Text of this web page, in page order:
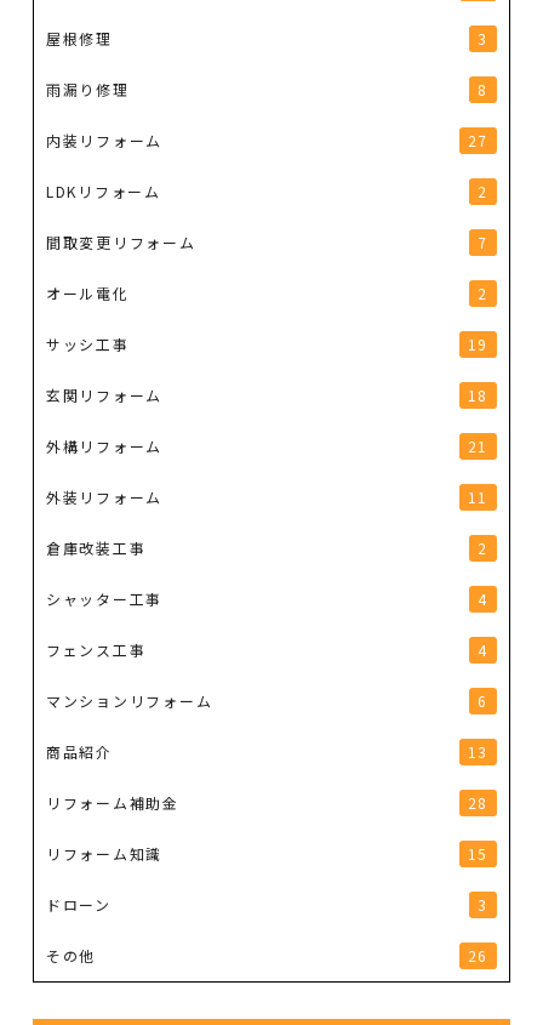
屋根修理 3
雨漏り修理 8
内装リフォーム 27
LDKリフォーム 2
間取変更リフォーム 7
オール電化 2
サッシ工事 19
玄関リフォーム 18
外構リフォーム 21
外装リフォーム 11
倉庫改装工事 2
シャッター工事 4
フェンス工事 4
マンションリフォーム 6
商品紹介 13
リフォーム補助金 28
リフォーム知識 15
ドローン 3
その他 26